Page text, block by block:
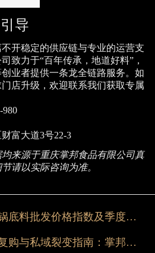
导
开稳定的供应链与专业的运营支
致力于“百年传承，地道好料”，
业者提供一条龙全链路服务。如
店升级，欢迎联系我们获取专属
980
富大道3号22-3
来源于重庆掌邦食品有限公司真
请以实际咨询为准。
厂家直供火锅底料批发价格指数及季度优惠策略
火锅店提升复购与私域裂变指南：掌邦一站式供应链陪跑方案